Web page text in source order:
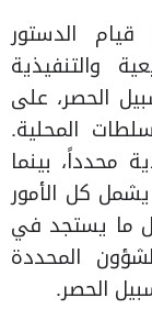
الدستور
والتنفيذية
الحصر، على
المحلية.
محدداً، بينما
كل الأمور
ما يستجد في
المحددة
الحصر.